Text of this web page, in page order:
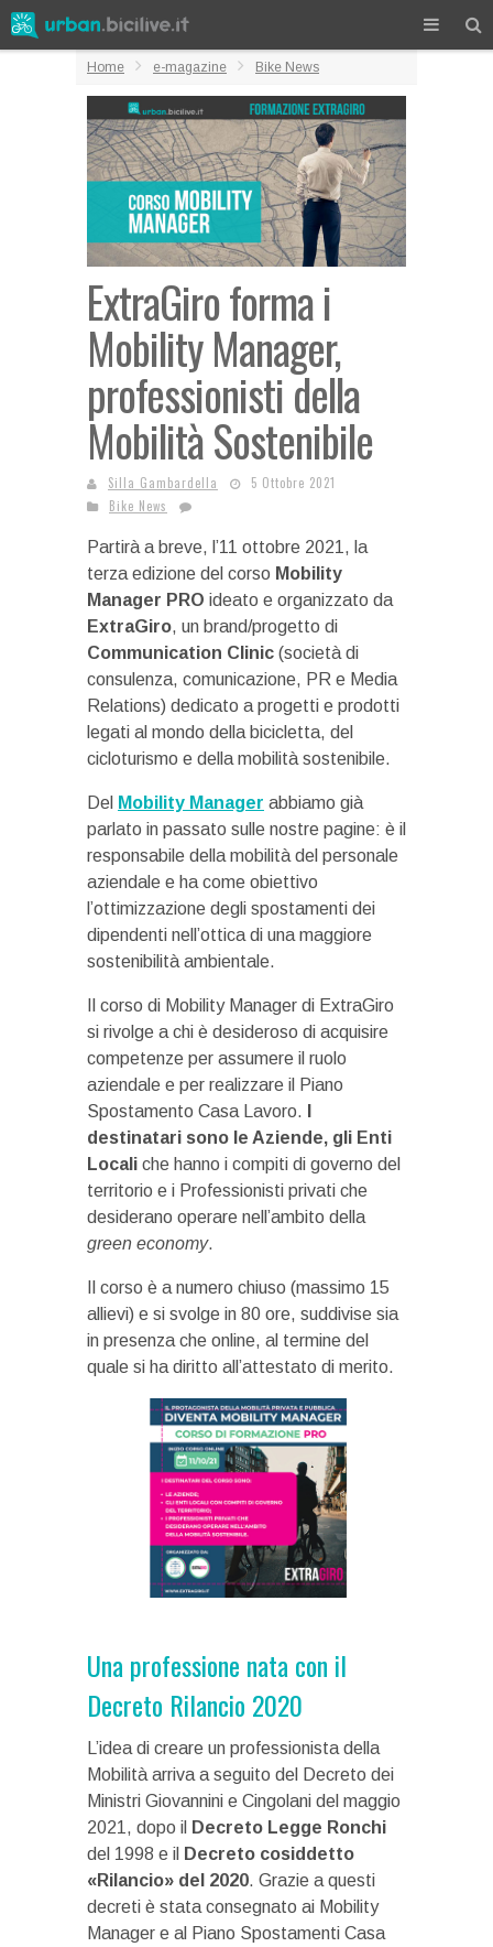
Home e-magazine Bike News
ExtraGiro forma i
Mobility Manager,
professionisti della
Mobilità Sostenibile
Silla Gambardella
5 Ottobre 2021
Bike News
Partirà a breve, l’11 ottobre 2021, la
terza edizione del corso Mobility
Manager PRO ideato e organizzato da
ExtraGiro, un brand/progetto di
Communication Clinic (società di
consulenza, comunicazione, PR e Media
Relations) dedicato a progetti e prodotti
legati al mondo della bicicletta, del
cicloturismo e della mobilità sostenibile.
Del Mobility Manager abbiamo già
parlato in passato sulle nostre pagine: è il
responsabile della mobilità del personale
aziendale e ha come obiettivo
l’ottimizzazione degli spostamenti dei
dipendenti nell’ottica di una maggiore
sostenibilità ambientale.
Il corso di Mobility Manager di ExtraGiro
si rivolge a chi è desideroso di acquisire
competenze per assumere il ruolo
aziendale e per realizzare il Piano
Spostamento Casa Lavoro.
destinatari sono le Aziende, gli Enti
Locali che hanno i compiti di governo del
territorio e i Professionisti privati che
desiderano operare nell’ambito della
green economy.
Il corso è a numero chiuso (massimo 15
allievi) e si svolge in 80 ore, suddivise sia
in presenza che online, al termine del
quale si ha diritto all’attestato di merito.
Una professione nata con il
Decreto Rilancio 2020
L’idea di creare un professionista della
Mobilità arriva a seguito del Decreto dei
Ministri Giovannini e Cingolani del maggio
2021, dopo il Decreto Legge Ronchi
del 1998 e il Decreto cosiddetto
«Rilancio» del 2020. Grazie a questi
decreti è stata consegnato ai Mobility
Manager e al Piano Spostamenti Casa